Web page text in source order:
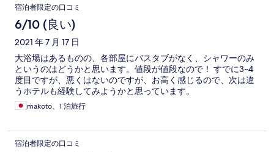
宿泊者限定の口コミ
6/10 (良い)
2021 年 7 月 17 日
大浴場はあるものの、各部屋にバスタブがなく、シャワーのみ
というのはどうかと思います。値段が値段なので！ すでに3~4
度目ですが、悪くはないのですが、お高く感じるので、次は違
うホテルも経験してみようかと思っています。
makoto、1 泊旅行
宿泊者限定の口コミ